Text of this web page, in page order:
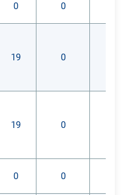
0 0
19 0
19 0
0 0